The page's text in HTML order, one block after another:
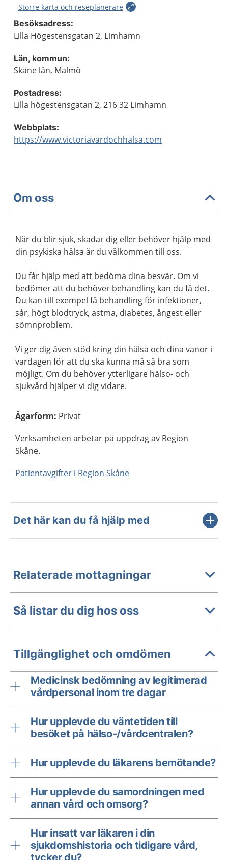
Större karta och reseplanerare
Besöksadress:
Lilla Högestensgatan 2, Limhamn
Län, kommun:
Skåne län, Malmö
Postadress:
Lilla högestensgatan 2, 216 32 Limhamn
Webbplats:
https://www.victoriavardochhalsa.com
Om oss
När du blir sjuk, skadar dig eller behöver hjälp med
din psykiska hälsa är du välkommen till oss.
Du får hjälp med att bedöma dina besvär. Om vi
bedömer att du behöver behandling kan du få det.
Du kan till exempel få behandling för infektioner,
sår, högt blodtryck, astma, diabetes, ångest eller
sömnproblem.
Vi ger dig även stöd kring din hälsa och dina vanor i
vardagen för att du ska kunna må så bra som
möjligt. Om du behöver ytterligare hälso- och
sjukvård hjälper vi dig vidare.
Ägarform: Privat
Verksamheten arbetar på uppdrag av Region
Skåne.
Patientavgifter i Region Skåne
Det här kan du få hjälp med
Relaterade mottagningar
Så listar du dig hos oss
Tillgänglighet och omdömen
Medicinsk bedömning av legitimerad
vårdpersonal inom tre dagar
Hur upplevde du väntetiden till
besöket på hälso-/vårdcentralen?
Hur upplevde du läkarens bemötande?
Hur upplevde du samordningen med
annan vård och omsorg?
Hur insatt var läkaren i din
sjukdomshistoria och tidigare vård,
tycker du?